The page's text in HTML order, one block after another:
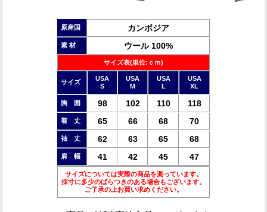
原産国 カンボジア
素 材 ウール 100%
サイズ表(単位:ｃｍ)
サイズ
USA
S
USA
M
USA
L
USA
XL
胸 囲 98 102 110 118
着 丈 65 66 68 70
袖 丈 62 63 65 68
肩 幅 41 42 45 47
サイズについては実際の商品を測っています。
採寸に多少のばらつきのある場合もございます。
ご了承の上お買い求めください。